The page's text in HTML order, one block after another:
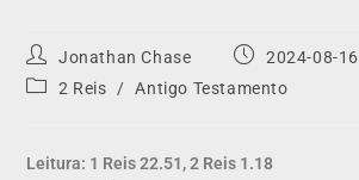
Jonathan Chase
2024-08-16
2 Reis
/ Antigo Testamento
Leitura: 1 Reis 22.51, 2 Reis 1.18